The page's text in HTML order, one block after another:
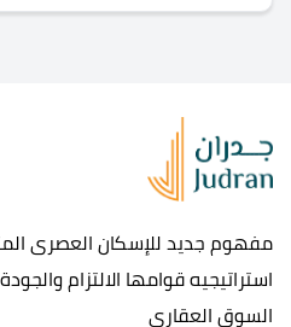
مفهوم جديد للإسكان العصرى
استراتيجيه قوامها الالتزام
السوق العقاري